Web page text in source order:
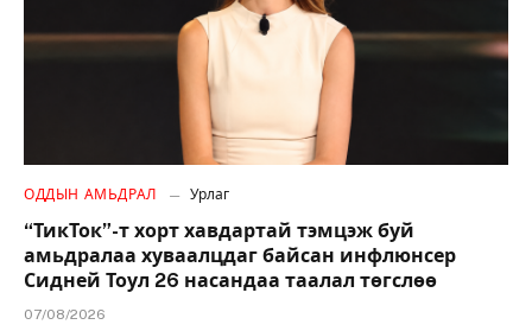
ОДДЫН АМЬДРАЛ Урлаг
“ТикТок”-т хорт хавдартай тэмцэж буй
амьдралаа хуваалцдаг байсан инфлюнсер
Сидней Тоул 26 насандаа таалал төгслөө
07/08/2026